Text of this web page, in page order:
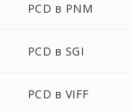
PCD в PNM
PCD в SGI
PCD в VIFF